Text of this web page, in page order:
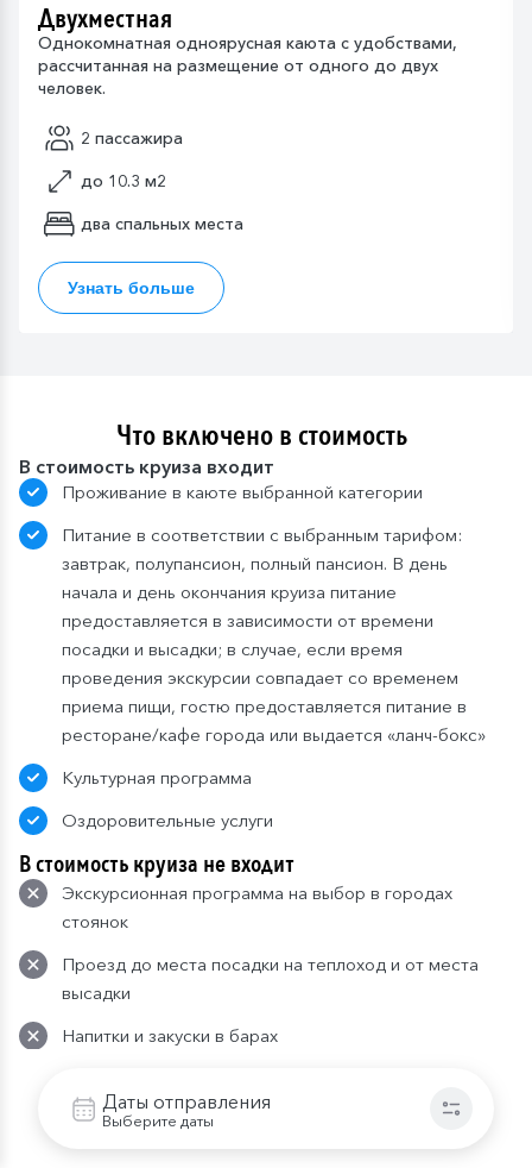
Даты отправления
Выберите даты
Двухместная
Однокомнатная одноярусная каюта с удобствами,
рассчитанная на размещение от одного до двух
человек.
2 пассажира
до 10.3 м2
два спальных места
Узнать больше
Что включено в стоимость
В стоимость круиза входит
Проживание в каюте выбранной категории
Питание в соответствии с выбранным тарифом:
завтрак, полупансион, полный пансион. В день
начала и день окончания круиза питание
предоставляется в зависимости от времени
посадки и высадки; в случае, если время
проведения экскурсии совпадает со временем
приема пищи, гостю предоставляется питание в
ресторане/кафе города или выдается «ланч-бокс»
Культурная программа
Оздоровительные услуги
В стоимость круиза не входит
Экскурсионная программа на выбор в городах
стоянок
Проезд до места посадки на теплоход и от места
высадки
Напитки и закуски в барах